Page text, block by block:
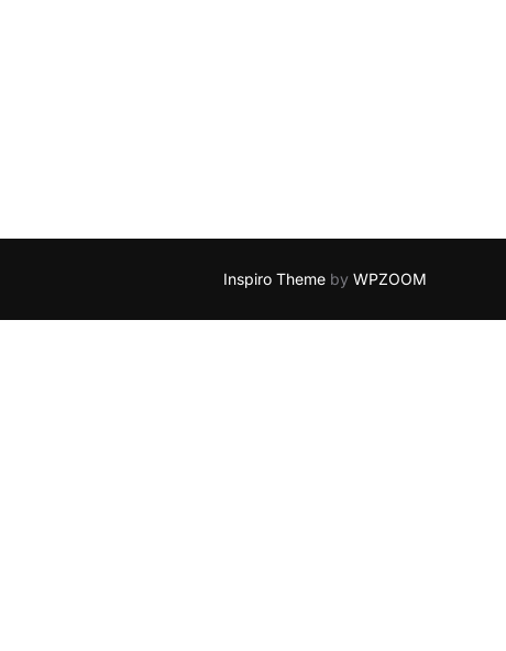
Inspiro Theme by WPZOOM